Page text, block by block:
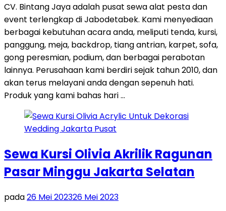
CV. Bintang Jaya adalah pusat sewa alat pesta dan
event terlengkap di Jabodetabek. Kami menyediaan
berbagai kebutuhan acara anda, meliputi tenda, kursi,
panggung, meja, backdrop, tiang antrian, karpet, sofa,
gong peresmian, podium, dan berbagai perabotan
lainnya. Perusahaan kami berdiri sejak tahun 2010, dan
akan terus melayani anda dengan sepenuh hati.
Produk yang kami bahas hari …
Sewa Kursi Olivia Akrilik Ragunan
Pasar Minggu Jakarta Selatan
pada26 Mei 202326 Mei 2023